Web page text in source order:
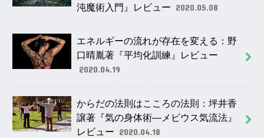
沌魔術入門』レビュー 2020.05.08
エネルギーの流れが存在を変える：野
口晴胤著『平均化訓練』レビュー
2020.04.19
からだの法則はこころの法則：坪井香
譲著『気の身体術―メビウス気流法』
レビュー 2020.04.18